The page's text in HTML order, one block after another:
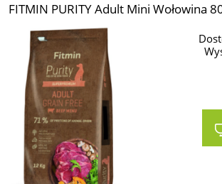
FITMIN PURITY Adult Mini Wołowina